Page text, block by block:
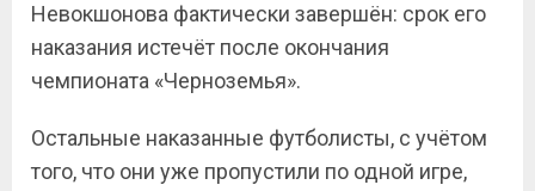
Невокшонова фактически завершён: срок его
наказания истечёт после окончания
чемпионата «Черноземья».
Остальные наказанные футболисты, с учётом
того, что они уже пропустили по одной игре,